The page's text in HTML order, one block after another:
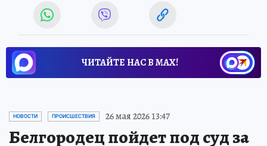
ЧИТАЙТЕ НАС В МАХ!
НОВОСТИ ПРОИСШЕСТВИЯ 26 мая 2026 13:47
Белгородец пойдет под суд за